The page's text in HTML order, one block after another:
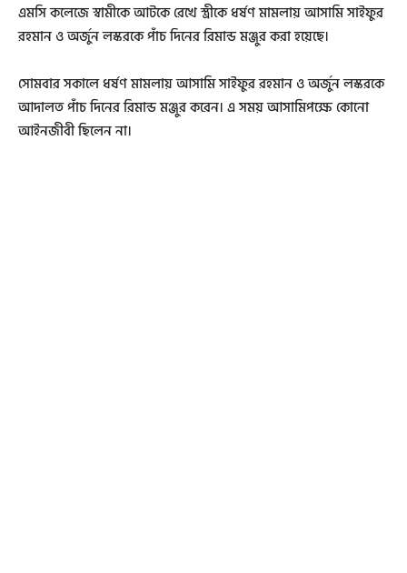
এমসি কলেজে স্বামীকে আটকে রেখে স্ত্রীকে ধর্ষণ মামলায় আসামি সাইফুর
রহমান ও অর্জুন লস্করকে পাঁচ দিনের রিমান্ড মঞ্জুর করা হয়েছে।
সোমবার সকালে ধর্ষণ মামলায় আসামি সাইফুর রহমান ও অর্জুন লস্করকে
আদালত পাঁচ দিনের রিমান্ড মঞ্জুর করেন। এ সময় আসামিপক্ষে কোনো
আইনজীবী ছিলেন না।